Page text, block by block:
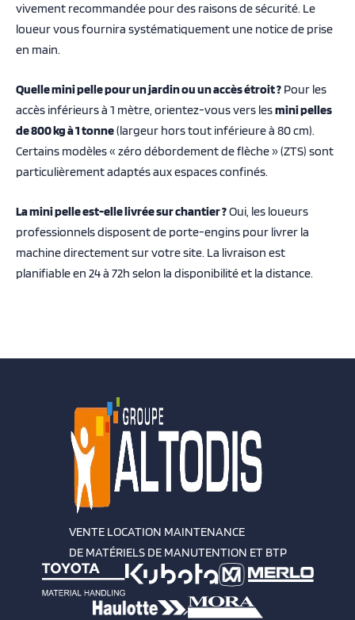
vivement recommandée pour des raisons de sécurité. Le
loueur vous fournira systématiquement une notice de prise
en main.
Quelle mini pelle pour un jardin ou un accès étroit ? Pour les
accès inférieurs à 1 mètre, orientez-vous vers lesmini pelles
de 800 kg à 1 tonne(largeur hors tout inférieure à 80 cm).
Certains modèles « zéro débordement de flèche » (ZTS) sont
particulièrement adaptés aux espaces confinés.
La mini pelle est-elle livrée sur chantier ?Oui, les loueurs
professionnels disposent de porte-engins pour livrer la
machine directement sur votre site. La livraison est
planifiable en 24 à 72h selon la disponibilité et la distance.
VENTE LOCATION MAINTENANCE
DE MATÉRIELS DE MANUTENTION ET BTP